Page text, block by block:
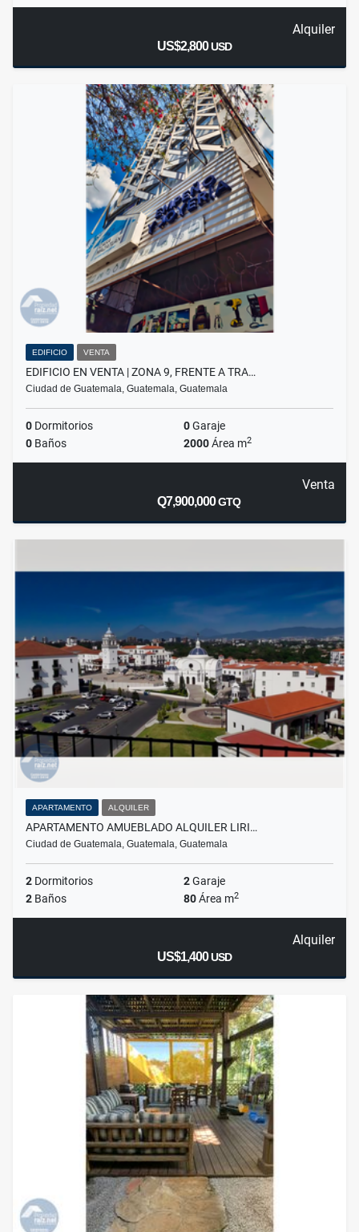
Alquiler
US$2,800USD
EDIFICIO VENTA
EDIFICIO EN VENTA | ZONA 9, FRENTE A TRA…
Ciudad de Guatemala, Guatemala, Guatemala
0 Dormitorios 0Garaje
0 Baños 2000Área m2
Venta
Q7,900,000GTQ
APARTAMENTO ALQUILER
APARTAMENTO AMUEBLADO ALQUILER LIRI…
Ciudad de Guatemala, Guatemala, Guatemala
2 Dormitorios 2Garaje
2 Baños 80Área m2
Alquiler
US$1,400USD